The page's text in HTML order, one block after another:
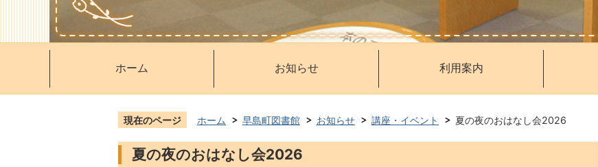
ホーム お知らせ 利用案内
現在のページ ホーム 早島町図書館 お知らせ 講座・イベント 夏の夜のおはなし会2026
夏の夜のおはなし会2026